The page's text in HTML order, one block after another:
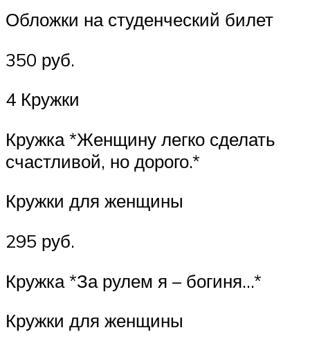
Обложки на студенческий билет
350 руб.
4 Кружки
Кружка *Женщину легко сделать
счастливой, но дорого.*
Кружки для женщины
295 руб.
Кружка *За рулем я – богиня…*
Кружки для женщины